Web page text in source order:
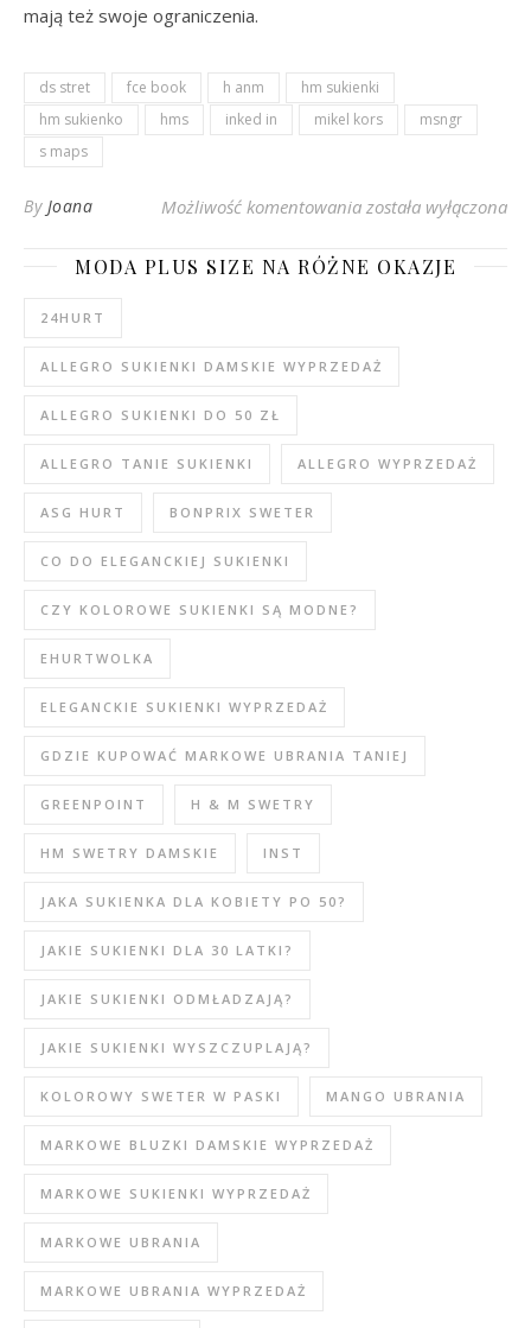
mają też swoje ograniczenia.
ds stret fce book h anm
hm sukienki
hm sukienko
hms inked in mikel kors
msngr
s maps
By Joana Możliwość komentowania HM czy eButik?
została wyłączona
MODA PLUS SIZE NA RÓŻNE OKAZJE
24HURT
ALLEGRO SUKIENKI DAMSKIE WYPRZEDAŻ
ALLEGRO SUKIENKI DO 50 ZŁ
ALLEGRO TANIE SUKIENKI ALLEGRO WYPRZEDAŻ
ASG HURT BONPRIX SWETER
CO DO ELEGANCKIEJ SUKIENKI
CZY KOLOROWE SUKIENKI SĄ MODNE?
EHURTWOLKA
ELEGANCKIE SUKIENKI WYPRZEDAŻ
GDZIE KUPOWAĆ MARKOWE UBRANIA TANIEJ
GREENPOINT H & M SWETRY
HM SWETRY DAMSKIE INST
JAKA SUKIENKA DLA KOBIETY PO 50?
JAKIE SUKIENKI DLA 30 LATKI?
JAKIE SUKIENKI ODMŁADZAJĄ?
JAKIE SUKIENKI WYSZCZUPLAJĄ?
KOLOROWY SWETER W PASKI MANGO UBRANIA
MARKOWE BLUZKI DAMSKIE WYPRZEDAŻ
MARKOWE SUKIENKI WYPRZEDAŻ
MARKOWE UBRANIA
MARKOWE UBRANIA WYPRZEDAŻ